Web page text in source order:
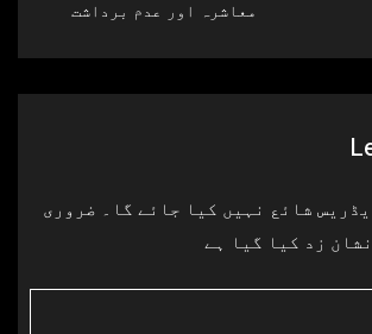
معاشرہ اور عدم برداشت
شائع نہیں کیا جائے گا۔
ضروری
زد کیا گیا ہے